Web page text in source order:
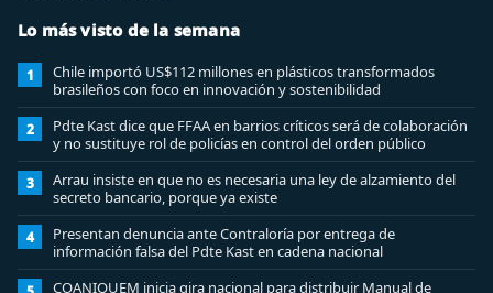
Lo más visto de la semana
1
Chile importó US$112 millones en plásticos transformados
brasileños con foco en innovación y sostenibilidad
2
Pdte Kast dice que FFAA en barrios críticos será de colaboración
y no sustituye rol de policías en control del orden público
3
Arrau insiste en que no es necesaria una ley de alzamiento del
secreto bancario, porque ya existe
4
Presentan denuncia ante Contraloría por entrega de
información falsa del Pdte Kast en cadena nacional
COANIQUEM inicia gira nacional para distribuir Manual de